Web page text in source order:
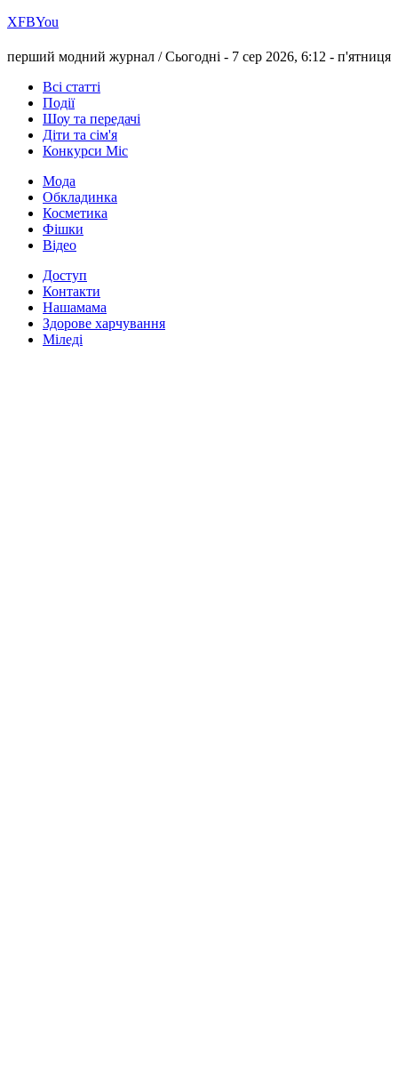
ХFBYou
перший модний журнал /Сьогодні - 7 сер 2026, 6:12 - п'ятниця
Всі статті
Події
Шоу та передачі
Діти та сім'я
Конкурси Міс
Мода
Обкладинка
Косметика
Фішки
Відео
Доступ
Контакти
Нашамама
Здорове харчування
Міледі